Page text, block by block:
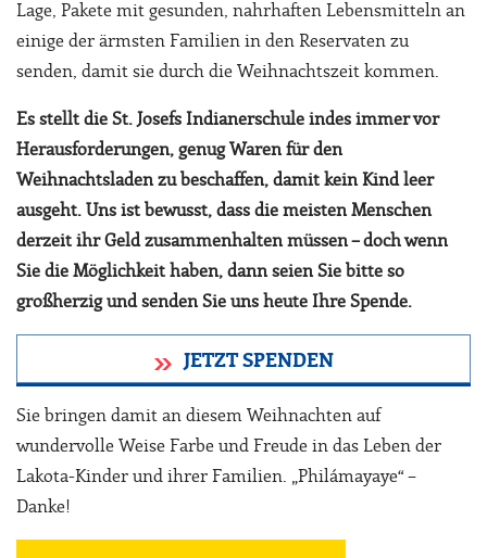
Lage, Pakete mit gesunden, nahrhaften Lebensmitteln an
einige der ärmsten Familien in den Reservaten zu
senden, damit sie durch die Weihnachtszeit kommen.
Es stellt die St. Josefs Indianerschule indes immer vor
Herausforderungen, genug Waren für den
Weihnachtsladen zu beschaffen, damit kein Kind leer
ausgeht. Uns ist bewusst, dass die meisten Menschen
derzeit ihr Geld zusammenhalten müssen – doch wenn
Sie die Möglichkeit haben, dann seien Sie bitte so
großherzig und senden Sie uns heute Ihre Spende.
JETZT SPENDEN
Sie bringen damit an diesem Weihnachten auf
wundervolle Weise Farbe und Freude in das Leben der
Lakota-Kinder und ihrer Familien. „Philámayaye“ –
Danke!